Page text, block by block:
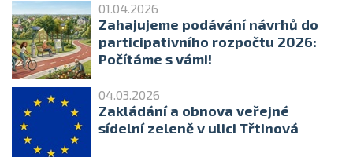
01.04.2026
Zahajujeme podávání návrhů do
participativního rozpočtu 2026:
Počítáme s vámi!
04.03.2026
Zakládání a obnova veřejné
sídelní zeleně v ulici Třtinová